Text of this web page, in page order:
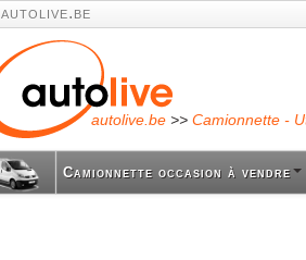
autolive.be
autolive.be >> Camionnette -
Camionnette occasion à vendre